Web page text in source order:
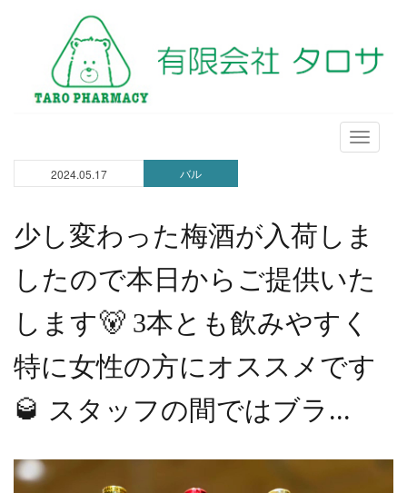
メ
ニ
2024.05.17 バル
少し変わった梅酒が入荷しま
したので本日からご提供いた
します🐻 3本とも飲みやすく
特に女性の方にオススメです
🥃 スタッフの間ではブラ...